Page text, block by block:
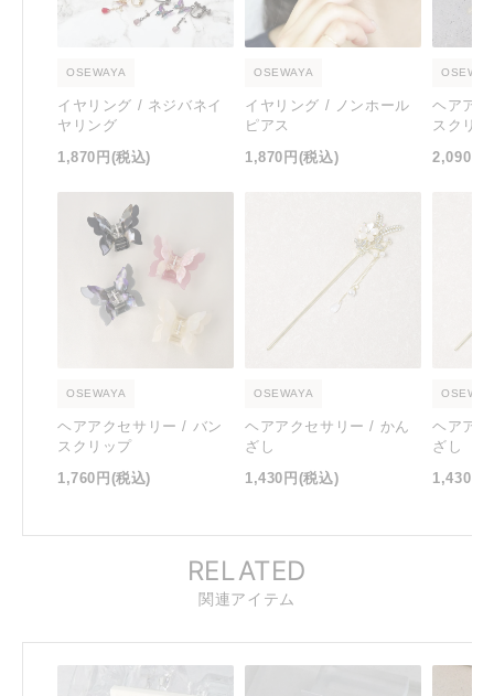
OSEWAYA
イヤリング / ネジバネイ
ヤリング
1,870円 (税込)
OSEWAYA
イヤリング / ノンホール
ピアス
1,870円 (税込)
ヘアア
スクリ
2,090円
OSEWAYA
ヘアアクセサリー / バン
スクリップ
1,760円 (税込)
OSEWAYA
ヘアアクセサリー / かん
ざし
1,430円 (税込)
ヘアア
ざし
1,430円
RELATED
関連アイテム